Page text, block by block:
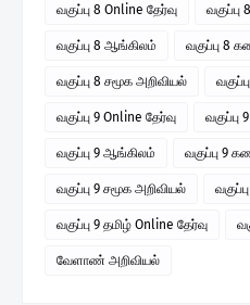
வகுப்பு 8 Online தேர்வு வகுப்பு
வகுப்பு 8 ஆங்கிலம் வகுப்பு 8
வகுப்பு 8 சமூக அறிவியல்
வகுப்பு 9 Online தேர்வு வகுப்பு
வகுப்பு 9 ஆங்கிலம் வகுப்பு 9
வகுப்பு 9 சமூக அறிவியல்
வகுப்பு 9 தமிழ் Online தேர்வு
வேளாண் அறிவியல்